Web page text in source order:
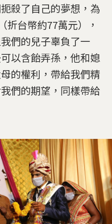
殺了自己的夢想，為
折台幣約77萬元），
們的兒子辜負了一
以含飴弄孫，他和媳
的權利，帶給我們精
們的期望，同樣帶給